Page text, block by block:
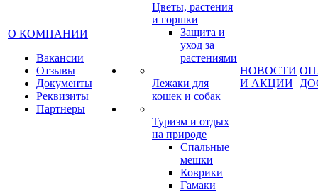
О КОМПАНИИ
Вакансии
Отзывы
Документы
Реквизиты
Партнеры
Цветы, растения
и горшки
Защита и
уход за
растениями
Лежаки для
кошек и собак
Туризм и отдых
на природе
Спальные
мешки
Коврики
Гамаки
НОВОСТИ
И АКЦИИ